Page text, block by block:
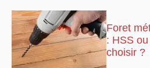
Foret
: HSS
choisir ?